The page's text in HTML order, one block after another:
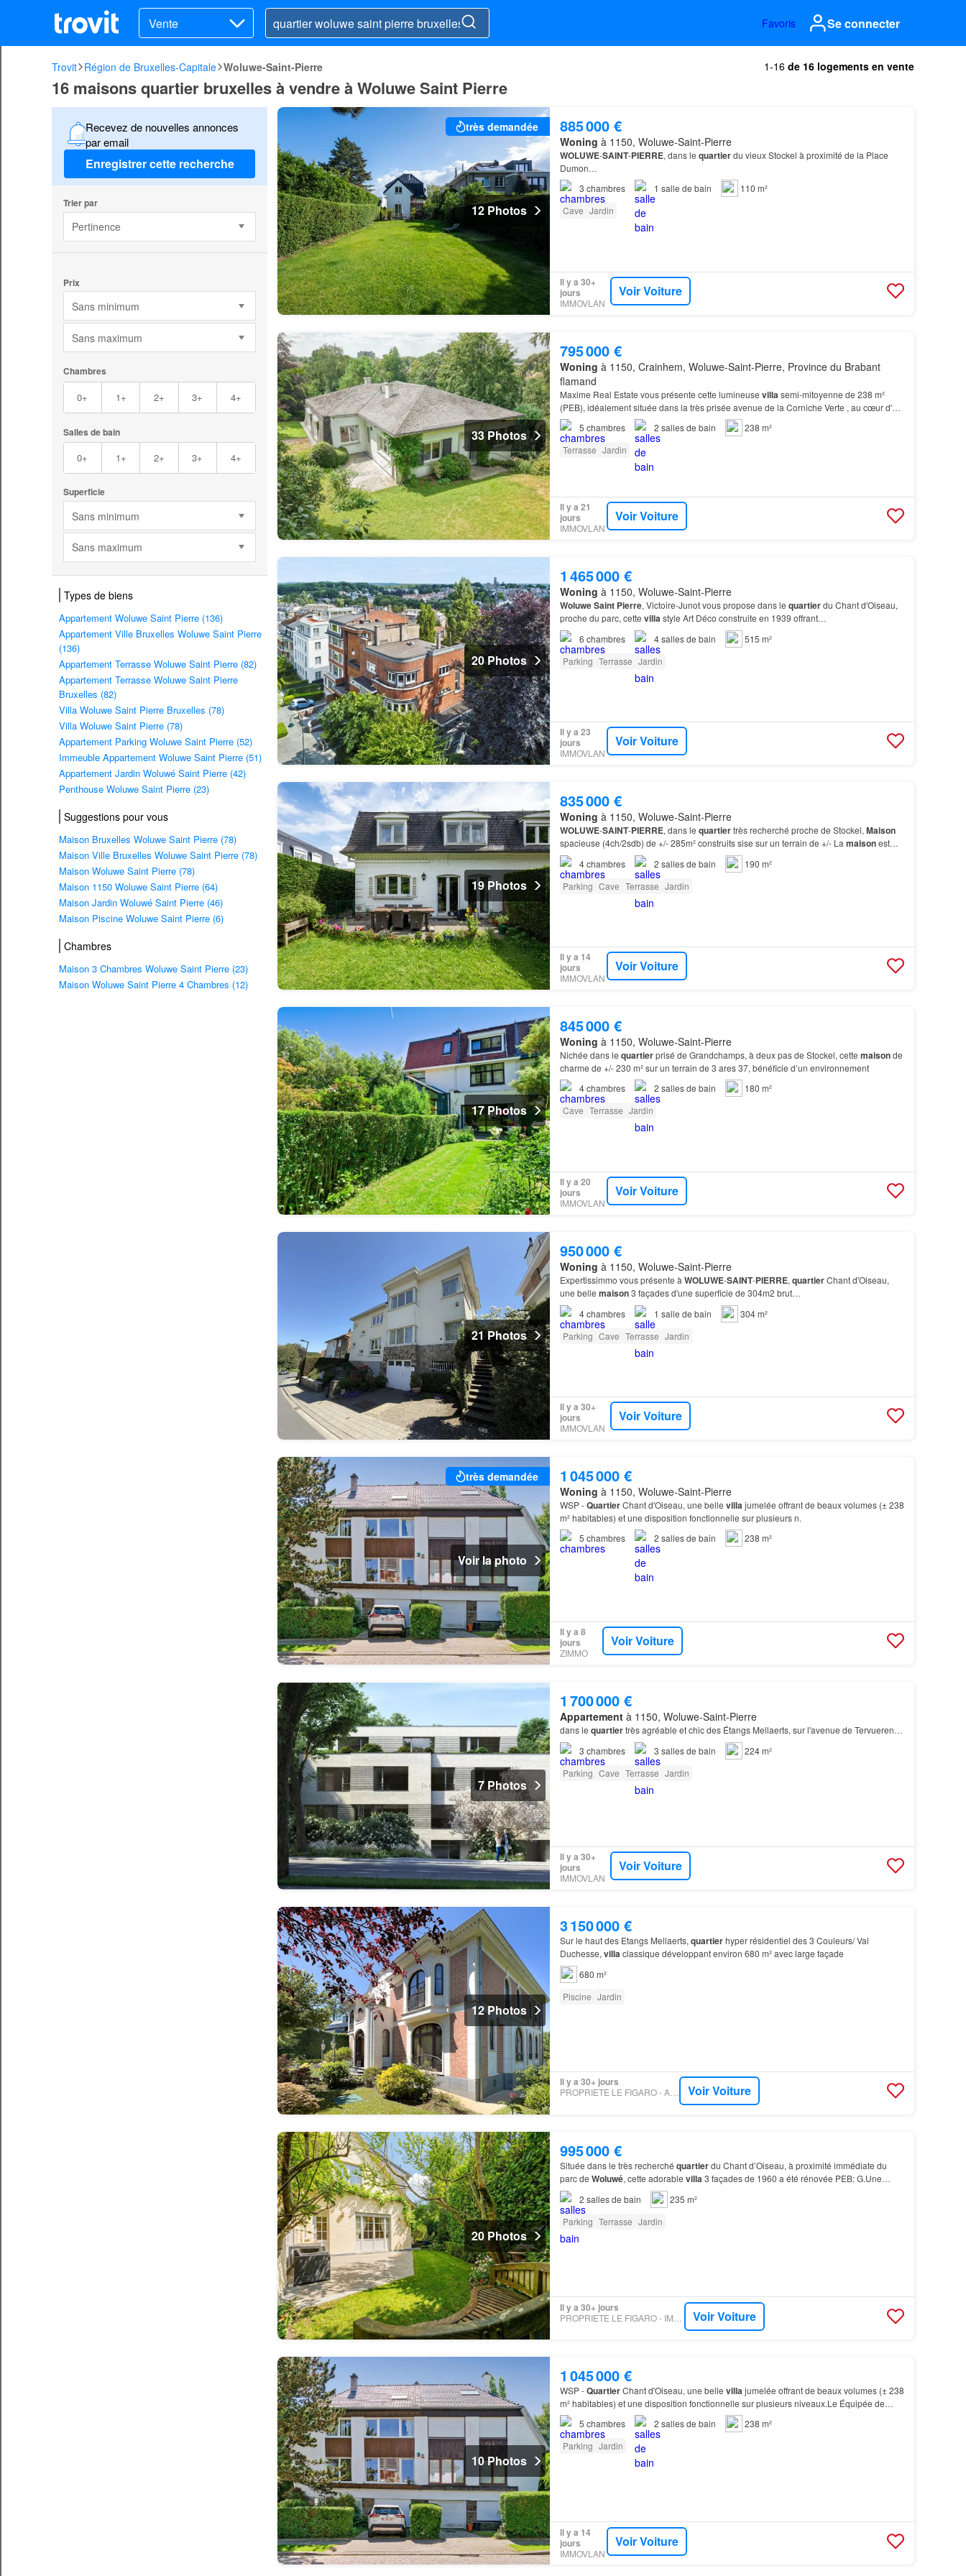
Vente Favoris Se connecter
Trovit Région de Bruxelles-Capitale Woluwe-Saint-Pierre 1-16 de 16 logements en vente
16 maisons quartier bruxelles à vendre à Woluwe Saint Pierre
Recevez de nouvelles annonces
par email
Enregistrer cette recherche
Trier par
Pertinence
Prix
Sans minimum
Sans maximum
Chambres
0+ 1+ 2+ 3+ 4+
Salles de bain
0+ 1+ 2+ 3+ 4+
Superficie
Sans minimum
Sans maximum
Types de biens
Appartement Woluwe Saint Pierre (136)
Appartement Ville Bruxelles Woluwe Saint Pierre
(136)
Appartement Terrasse Woluwe Saint Pierre (82)
Appartement Terrasse Woluwe Saint Pierre
Bruxelles (82)
Villa Woluwe Saint Pierre Bruxelles (78)
Villa Woluwe Saint Pierre (78)
Appartement Parking Woluwe Saint Pierre (52)
Immeuble Appartement Woluwe Saint Pierre (51)
Appartement Jardin Woluwé Saint Pierre (42)
Penthouse Woluwe Saint Pierre (23)
Suggestions pour vous
Maison Bruxelles Woluwe Saint Pierre (78)
Maison Ville Bruxelles Woluwe Saint Pierre (78)
Maison Woluwe Saint Pierre (78)
Maison 1150 Woluwe Saint Pierre (64)
Maison Jardin Woluwé Saint Pierre (46)
Maison Piscine Woluwe Saint Pierre (6)
Chambres
Maison 3 Chambres Woluwe Saint Pierre (23)
Maison Woluwe Saint Pierre 4 Chambres (12)
très demandée
12 Photos
885 000 €
Woning à 1150, Woluwe-Saint-Pierre
WOLUWE-SAINT-PIERRE, dans le quartierdu vieux Stockel à proximité de la Place
Dumon…
3 chambres 1 salle de bain
110 m²
Cave Jardin
Il y a 30+
jours
IMMOVLAN
Voir Voiture
33 Photos
795 000 €
Woning à 1150, Crainhem, Woluwe-Saint-Pierre, Province du Brabant
flamand
Maxime Real Estate vous présente cette lumineuse villasemi-mitoyenne de 238 m²
(PEB), idéalement située dans la très prisée avenue de la Corniche Verte , au cœur d'un
environnement résidentiel calme et verdoyant, à proximité…
5 chambres 2 salles de bain
238 m²
Terrasse Jardin
Il y a 21
jours
IMMOVLAN
Voir Voiture
20 Photos
1 465 000 €
Woning à 1150, Woluwe-Saint-Pierre
WoluweSaint Pierre, Victoire-Junot vous propose dans le quartierdu Chant d'Oiseau,
proche du parc, cette villastyle Art Déco construite en 1939 offrant…
6 chambres 4salles de bain
515 m²
Parking Terrasse Jardin
Il y a 23
jours
IMMOVLAN
Voir Voiture
19 Photos
835 000 €
Woning à 1150, Woluwe-Saint-Pierre
WOLUWE-SAINT-PIERRE, dans le quartiertrès recherché proche de Stockel, Maison
spacieuse (4ch/2sdb) de +/- 285m² construits sise sur un terrain de +/- La maisonest
actuellement louée…
4chambres 2 salles de bain
190 m²
Parking Cave Terrasse Jardin
Il y a 14
jours
IMMOVLAN
Voir Voiture
17 Photos
845 000 €
Woning à 1150, Woluwe-Saint-Pierre
Nichée dans le quartierprisé de Grandchamps, à deux pas de Stockel, cette maisonde
charme de +/- 230 m² sur un terrain de 3 ares 37, bénéficie d’un environnement
4chambres 2 salles de bain
180 m²
Cave Terrasse Jardin
Il y a 20
jours
IMMOVLAN
Voir Voiture
21 Photos
950 000 €
Woning à 1150, Woluwe-Saint-Pierre
Expertissimmo vous présente à WOLUWE-SAINT-PIERRE, quartierChant d'Oiseau,
une belle maison3 façades d'une superficie de 304m2 brut…
4chambres 1 salle de bain
304 m²
Parking Cave Terrasse Jardin
Il y a 30+
jours
IMMOVLAN
Voir Voiture
très demandée
Voir la photo
1 045 000 €
Woning à 1150, Woluwe-Saint-Pierre
WSP -QuartierChant d'Oiseau, une belle villajumelée offrant de beaux volumes (± 238
m² habitables) et une disposition fonctionnelle sur plusieurs n.
5 chambres 2 salles de bain 238 m²
Il y a 8
jours
ZIMMO
Voir Voiture
7 Photos
1 700 000 €
Appartementà 1150, Woluwe-Saint-Pierre
dans le quartiertrès agréable et chic des Étangs Mellaerts, sur l'avenue de Tervueren…
3 chambres 3 salles de bain
224 m²
Parking Cave Terrasse Jardin
Il y a 30+
jours
IMMOVLAN
Voir Voiture
12 Photos
3 150 000 €
Sur le haut des Etangs Mellaerts, quartierhyper résidentiel des 3 Couleurs/ Val
Duchesse, villaclassique développant environ 680 m² avec large façade
680 m²
Piscine Jardin
Il y a 30+ jours
PROPRIETE LE FIGARO - ARCHYBALD SPRL Voir Voiture
20 Photos
995 000 €
Située dans le très recherché quartierdu Chant d’Oiseau, à proximité immédiate du
parc de Woluwé, cette adorable villa3 façades de 1960 a été rénovée PEB: G.Une
charmante
offrant lumière, jardin et douceur de vivre da…
2 salles de bain
235 m²
Parking Terrasse Jardin
Il y a 30+ jours
Voir Voiture
10 Photos
1 045 000 €
WSP -QuartierChant d'Oiseau, une belle villajumelée offrant de beaux volumes (± 238
m² habitables) et une disposition fonctionnelle sur plusieurs niveaux.Le Équipée de
châssis PVC double vitrage, cette
offre un beau…
5 chambres 2 salles de bain
238 m²
Parking Jardin
Il y a 14
jours
IMMOVLAN
Voir Voiture